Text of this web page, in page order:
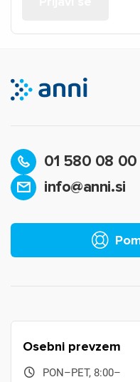
01 580 08 00
info@anni.si
Osebni prevzem
PON–PET, 8:00–